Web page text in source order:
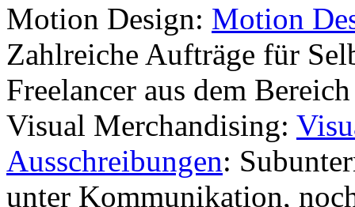
Motion Design: Motion
Zahlreiche Aufträge für
Freelancer aus dem
Visual Merchandising:
Ausschreibungen:
unter Kommunikation,